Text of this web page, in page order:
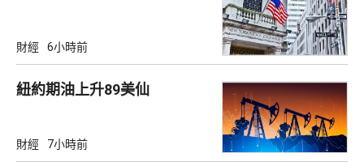
財經 6小時前
紐約期油上升89美仙
財經 7小時前